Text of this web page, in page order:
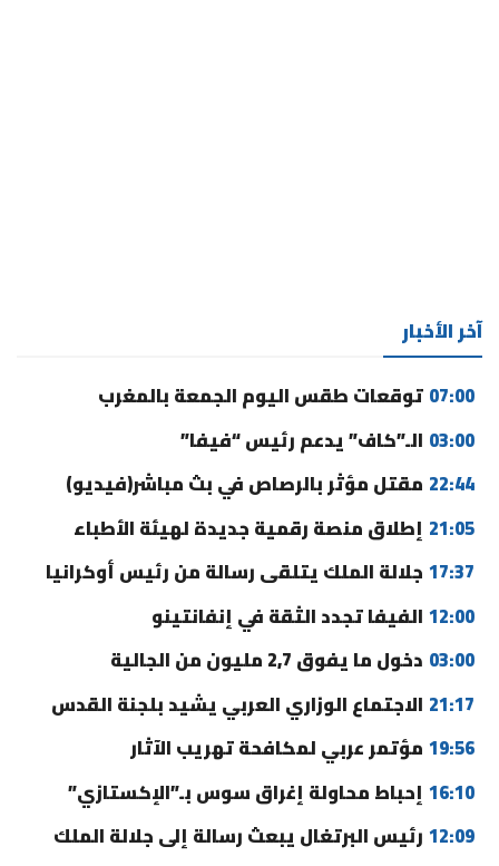
آخر الأخبار
07:00 توقعات طقس اليوم الجمعة بالمغرب
03:00 الـ”كاف” يدعم رئيس “فيفا”
22:44 مقتل مؤثر بالرصاص في بث مباشر(فيديو)
21:05 إطلاق منصة رقمية جديدة لهيئة الأطباء
17:37 جلالة الملك يتلقى رسالة من رئيس أوكرانيا
12:00 الفيفا تجدد الثقة في إنفانتينو
03:00 دخول ما يفوق 2,7 مليون من الجالية
21:17 الاجتماع الوزاري العربي يشيد بلجنة القدس
19:56 مؤتمر عربي لمكافحة تهريب الآثار
16:10 إحباط محاولة إغراق سوس بـ”الإكستازي”
12:09 رئيس البرتغال يبعث رسالة إلى جلالة الملك